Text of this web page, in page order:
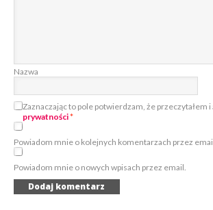
Nazwa
Zaznaczając to pole potwierdzam, że przeczytałem i
prywatności*
Powiadom mnie o kolejnych komentarzach przez
Powiadom mnie o nowych wpisach przez email.